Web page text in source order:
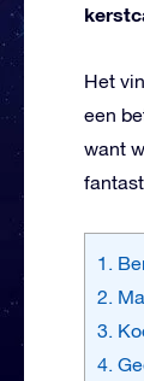
Het
een
want
1.
2.
3.
4.